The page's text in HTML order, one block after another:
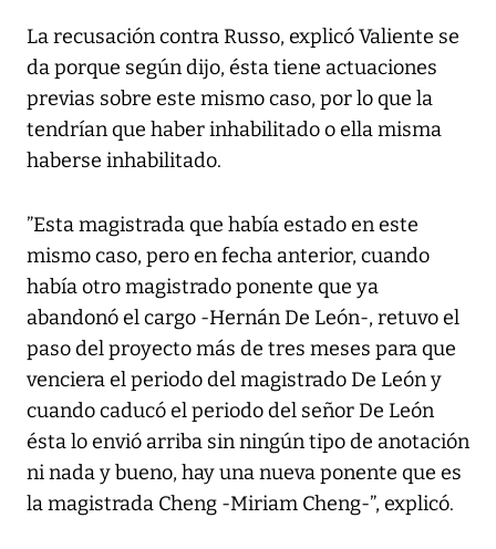
La recusación contra Russo, explicó Valiente se
da porque según dijo, ésta tiene actuaciones
previas sobre este mismo caso, por lo que la
tendrían que haber inhabilitado o ella misma
haberse inhabilitado.
”Esta magistrada que había estado en este
mismo caso, pero en fecha anterior, cuando
había otro magistrado ponente que ya
abandonó el cargo -Hernán De León-, retuvo el
paso del proyecto más de tres meses para que
venciera el periodo del magistrado De León y
cuando caducó el periodo del señor De León
ésta lo envió arriba sin ningún tipo de anotación
ni nada y bueno, hay una nueva ponente que es
la magistrada Cheng -Miriam Cheng-”, explicó.